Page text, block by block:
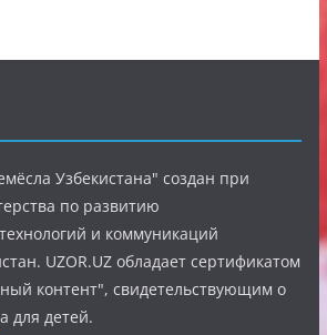
Узбекистана" создан при
по развитию
и коммуникаций
UZOR.UZ обладает сертификатом
контент", свидетельствующим о
для детей.